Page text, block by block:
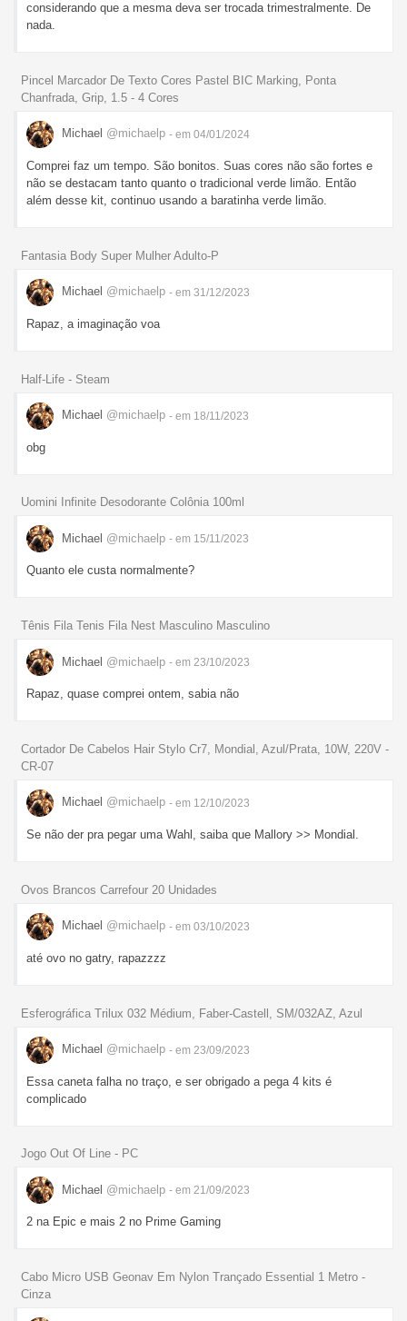
considerando que a mesma deva ser trocada trimestralmente. De
nada.
Pincel Marcador De Texto Cores Pastel BIC Marking, Ponta
Chanfrada, Grip, 1.5 - 4 Cores
Michael @michaelp - em 04/01/2024
Comprei faz um tempo. São bonitos. Suas cores não são fortes e
não se destacam tanto quanto o tradicional verde limão. Então
além desse kit, continuo usando a baratinha verde limão.
Fantasia Body Super Mulher Adulto-P
Michael @michaelp - em 31/12/2023
Rapaz, a imaginação voa
Half-Life - Steam
Michael @michaelp - em 18/11/2023
obg
Uomini Infinite Desodorante Colônia 100ml
Michael @michaelp - em 15/11/2023
Quanto ele custa normalmente?
Tênis Fila Tenis Fila Nest Masculino Masculino
Michael @michaelp - em 23/10/2023
Rapaz, quase comprei ontem, sabia não
Cortador De Cabelos Hair Stylo Cr7, Mondial, Azul/Prata, 10W, 220V -
CR-07
Michael @michaelp - em 12/10/2023
Se não der pra pegar uma Wahl, saiba que Mallory >> Mondial.
Ovos Brancos Carrefour 20 Unidades
Michael @michaelp - em 03/10/2023
até ovo no gatry, rapazzzz
Esferográfica Trilux 032 Médium, Faber-Castell, SM/032AZ, Azul
Michael @michaelp - em 23/09/2023
Essa caneta falha no traço, e ser obrigado a pega 4 kits é
complicado
Jogo Out Of Line - PC
Michael @michaelp - em 21/09/2023
2 na Epic e mais 2 no Prime Gaming
Cabo Micro USB Geonav Em Nylon Trançado Essential 1 Metro -
Cinza